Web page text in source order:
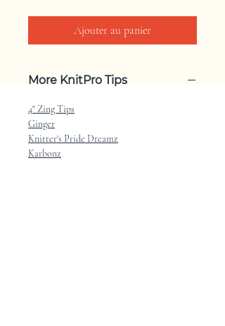
Ajouter au panier
More KnitPro Tips
4" Zing Tips
Ginger
Knitter's Pride Dreamz
Karbonz